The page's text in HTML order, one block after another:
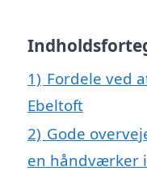
1) Fordele ved
Ebeltoft
2) Gode
en håndværker